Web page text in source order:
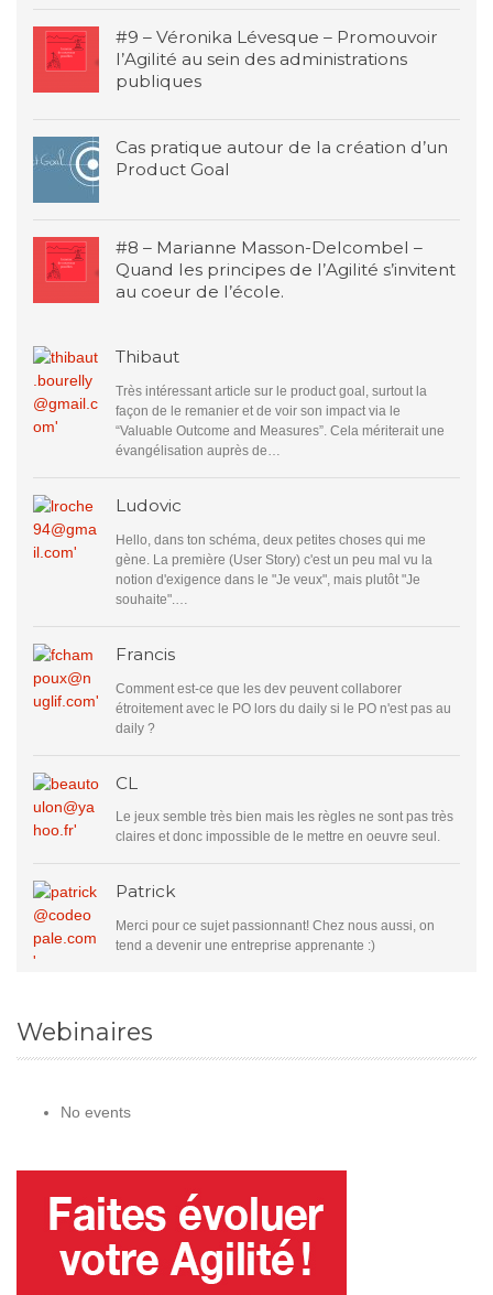
#9 – Véronika Lévesque – Promouvoir
l’Agilité au sein des administrations
publiques
Cas pratique autour de la création d’un
Product Goal
#8 – Marianne Masson-Delcombel –
Quand les principes de l’Agilité s’invitent
au coeur de l’école.
Thibaut
Très intéressant article sur le product goal, surtout la
façon de le remanier et de voir son impact via le
“Valuable Outcome and Measures”. Cela mériterait une
évangélisation auprès de…
Ludovic
Hello, dans ton schéma, deux petites choses qui me
gène. La première (User Story) c'est un peu mal vu la
notion d'exigence dans le "Je veux", mais plutôt "Je
souhaite".…
Francis
Comment est-ce que les dev peuvent collaborer
étroitement avec le PO lors du daily si le PO n'est pas au
daily ?
CL
Le jeux semble très bien mais les règles ne sont pas très
claires et donc impossible de le mettre en oeuvre seul.
Patrick
Merci pour ce sujet passionnant! Chez nous aussi, on
tend a devenir une entreprise apprenante :)
Webinaires
No events